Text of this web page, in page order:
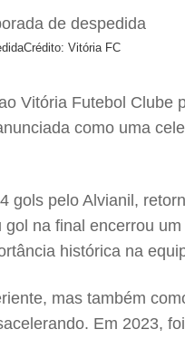
Crédito: Vitória FC
Vitória Futebol
como uma
gols pelo Alvianil,
na final encerrou
histórica na
mas também
Em 2023,